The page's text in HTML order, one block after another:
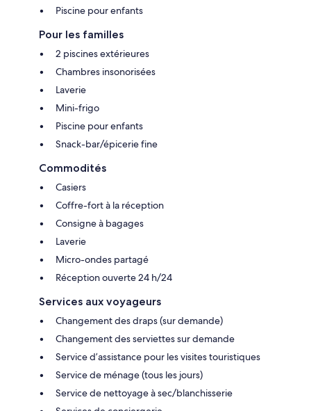
Piscine pour enfants
Pour les familles
2 piscines extérieures
Chambres insonorisées
Laverie
Mini-frigo
Piscine pour enfants
Snack-bar/épicerie fine
Commodités
Casiers
Coffre-fort à la réception
Consigne à bagages
Laverie
Micro-ondes partagé
Réception ouverte 24 h/24
Services aux voyageurs
Changement des draps (sur demande)
Changement des serviettes sur demande
Service d’assistance pour les visites touristiques
Service de ménage (tous les jours)
Service de nettoyage à sec/blanchisserie